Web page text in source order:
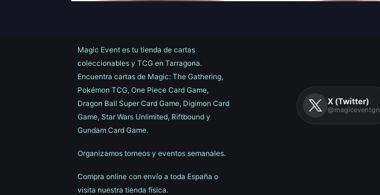
Magic Event es tu tienda de cartas
coleccionables y TCG en Tarragona.
Encuentra cartas de Magic: The Gathering,
Pokémon TCG, One Piece Card Game,
Dragon Ball Super Card Game, Digimon Card
Game, Star Wars Unlimited, Riftbound y
Gundam Card Game.
Organizamos torneos y eventos semanales.
Compra online con envío a toda España o
visita nuestra tienda física.
X (Twitter)
@magiceventgn